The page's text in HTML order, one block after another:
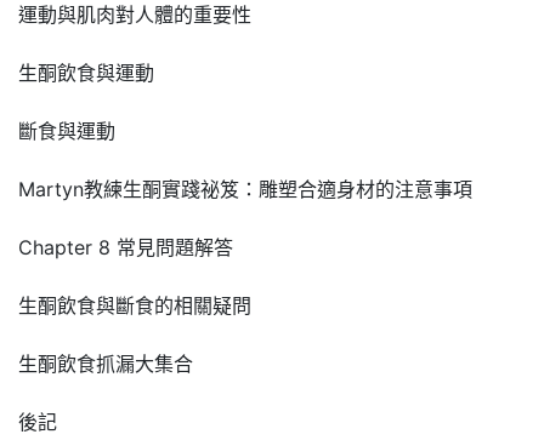
運動與肌肉對人體的重要性
生酮飲食與運動
斷食與運動
Martyn教練生酮實踐祕笈：雕塑合適身材的注意事項
Chapter 8 常見問題解答
生酮飲食與斷食的相關疑問
生酮飲食抓漏大集合
後記